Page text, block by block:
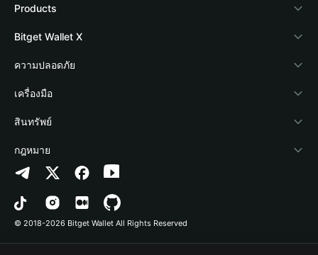
เกี่ยวกับ Bitget Wallet
Blog
Academy
ข่าวสารด้านคริปโต
ศูนย์ช่วยเหลือ
ติดต่อเรา
ทรัพยากรข้อมูลของแบรนด์
อาชีพ
Products
Crypto Card
Stablecoin Earn
Payfi Crypto
Crypto Swap API
Altcoin Season Index
Prediction Markets
DApp
Bitget Wallet X
นักพัฒนา
เชื่อมต่อ Wallet
Bitget Wallet Pay
ลิสต์โปรเจกต์
ความปลอดภัย
Protection Fund
เทคโนโลยีความปลอดภัย
เครื่องมือ
ซื้อคริปโต
การตรวจจับการอนุญาต
การตรวจจับสัญญา
การโอนเป็นชุด
สินทรัพย์
Arbitrum
Avalanche
Bitcoin
กฎหมาย
นโยบายความเป็นส่วนตัว
ข้อตกลงในการใช้บริการ
© 2018-2026 Bitget Wallet All Rights Reserved